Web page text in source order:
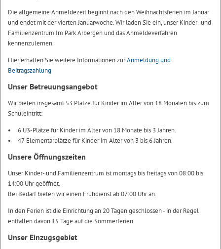
Die allgemeine Anmeldezeit beginnt nach den Weihnachtsferien im Januar
und endet mit der vierten Januarwoche. Wir laden Sie ein, unser Kinder- und
Familienzentrum Im Park Arbergen und das Anmeldeverfahren
kennenzulernen.
Hier erhalten Sie weitere Informationen zurAnmeldung und
Beitragszahlung
Unser Betreuungsangebot
Wir bieten insgesamt 53 Plätze für Kinder im Alter von 18 Monaten bis zum
Schuleintritt:
6 U3-Plätze für Kinder im Alter von 18 Monate bis 3 Jahren.
47 Elementarplätze für Kinder im Alter von 3 bis 6 Jahren.
Unsere Öffnungszeiten
Unser Kinder- und Familienzentrum ist montags bis freitags von 08:00 bis
14:00 Uhr geöffnet.
Bei Bedarf bieten wir einen Frühdienst ab 07:00 Uhr an.
In den Ferien ist die Einrichtung an 20 Tagen geschlossen - in der Regel
entfallen davon 15 Tage auf die Sommerferien.
Unser Einzugsgebiet